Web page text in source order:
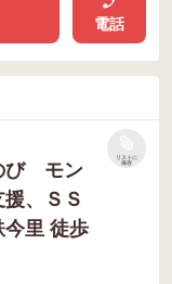
電話
び モン
、ＳＳ
里 徒歩
リストに
保存